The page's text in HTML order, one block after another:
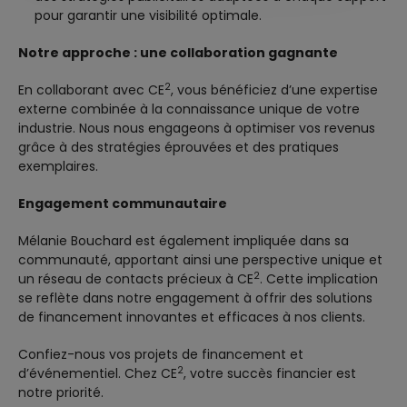
pour garantir une visibilité optimale.
Notre approche : une collaboration gagnante
En collaborant avec CE2, vous bénéficiez d’une expertise
externe combinée à la connaissance unique de votre
industrie. Nous nous engageons à optimiser vos revenus
grâce à des stratégies éprouvées et des pratiques
exemplaires.
Engagement communautaire
Mélanie Bouchard est également impliquée dans sa
communauté, apportant ainsi une perspective unique et
un réseau de contacts précieux à CE2. Cette implication
se reflète dans notre engagement à offrir des solutions
de financement innovantes et efficaces à nos clients.
Confiez-nous vos projets de financement et
d’événementiel. Chez CE2, votre succès financier est
notre priorité.